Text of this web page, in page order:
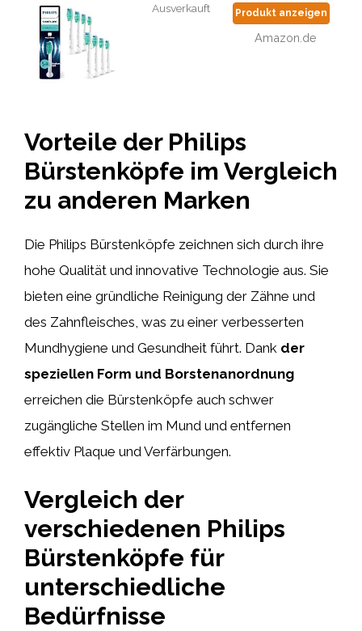
Ausverkauft Produkt anzeigen
Amazon.de
Vorteile der Philips
Bürstenköpfe im Vergleich
zu anderen Marken
Die Philips Bürstenköpfe zeichnen sich durch ihre
hohe Qualität und innovative Technologie aus. Sie
bieten eine gründliche Reinigung der Zähne und
des Zahnfleisches, was zu einer verbesserten
Mundhygiene und Gesundheit führt. Dank der
speziellen Form und Borstenanordnung
erreichen die Bürstenköpfe auch schwer
zugängliche Stellen im Mund und entfernen
effektiv Plaque und Verfärbungen.
Vergleich der
verschiedenen Philips
Bürstenköpfe für
unterschiedliche
Bedürfnisse